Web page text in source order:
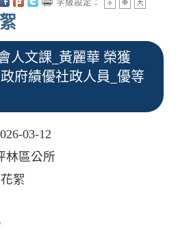
字級設定：
人文課_黃麗華 榮獲
府績優社政人員_優等
03-12
林區公所
絮